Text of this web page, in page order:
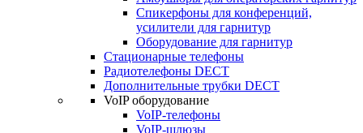
Cпикерфоны для конференций,
усилители для гарнитур
Оборудование для гарнитур
Стационарные телефоны
Радиотелефоны DECT
Дополнительные трубки DECT
VoIP оборудование
VoIP-телефоны
VoIP-шлюзы